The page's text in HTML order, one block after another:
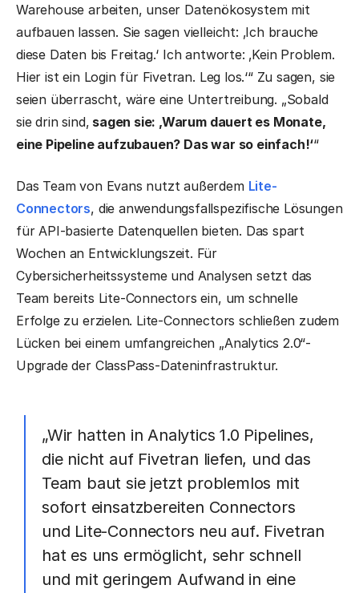
Warehouse arbeiten, unser Datenökosystem mit
aufbauen lassen. Sie sagen vielleicht: ‚Ich brauche
diese Daten bis Freitag.‘ Ich antworte: ‚Kein Problem.
Hier ist ein Login für Fivetran. Leg los.‘“ Zu sagen, sie
seien überrascht, wäre eine Untertreibung. „Sobald
sie drin sind, sagen sie: ‚Warum dauert es Monate,
eine Pipeline aufzubauen? Das war so einfach!‘“
Das Team von Evans nutzt außerdem Lite-
Connectors, die anwendungsfallspezifische Lösungen
für API-basierte Datenquellen bieten. Das spart
Wochen an Entwicklungszeit. Für
Cybersicherheitssysteme und Analysen setzt das
Team bereits Lite-Connectors ein, um schnelle
Erfolge zu erzielen. Lite-Connectors schließen zudem
Lücken bei einem umfangreichen „Analytics 2.0“-
Upgrade der ClassPass-Dateninfrastruktur.
„Wir hatten in Analytics 1.0 Pipelines,
die nicht auf Fivetran liefen, und das
Team baut sie jetzt problemlos mit
sofort einsatzbereiten Connectors
und Lite-Connectors neu auf. Fivetran
hat es uns ermöglicht, sehr schnell
und mit geringem Aufwand in eine